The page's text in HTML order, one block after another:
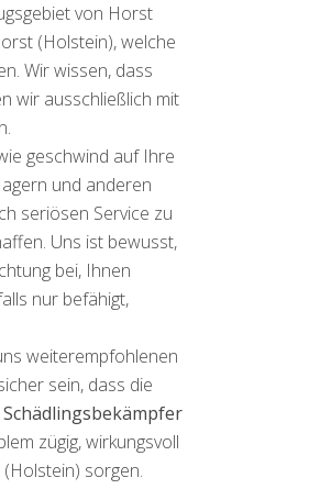
von Horst
(Holstein), welche
Wir wissen, dass
wir ausschließlich mit
geschwind auf Ihre
und anderen
seriösen Service zu
Uns ist bewusst,
bei, Ihnen
nur befähigt,
weiterempfohlenen
sein, dass die
Schädlingsbekämpfer
zügig, wirkungsvoll
sorgen.